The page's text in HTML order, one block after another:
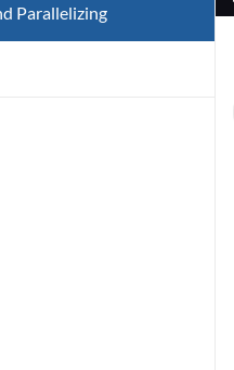
Parallelizing